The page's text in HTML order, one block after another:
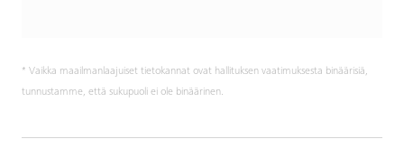
* Vaikka maailmanlaajuiset tietokannat ovat hallituksen vaatimuksesta binäärisiä,
tunnustamme, että sukupuoli ei ole binäärinen.